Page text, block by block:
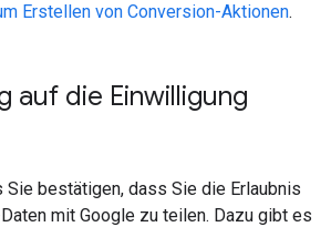
Erstellen von Conversion-Aktionen.
auf die Einwilligung
bestätigen, dass Sie die Erlaubnis
mit Google zu teilen. Dazu gibt es